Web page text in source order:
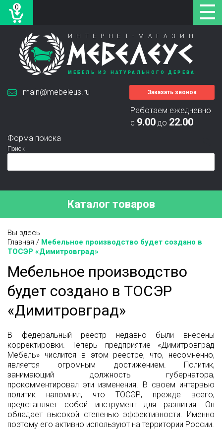
0
ИНТЕРНЕТ-МАГАЗИН
МЕБЕЛЕУС
МЕБЕЛЬ ИЗ НАТУРАЛЬНОГО ДЕРЕВА
Работаем ежедневно
с 9.00 до 22.00
Форма поиска
Поиск
main@mebeleus.ru Заказать звонок
Каталог товаров
Вы здесь
Главная / Мебельное производство будет создано в
ТОСЭР «Димитровград»
Мебельное производство
будет создано в ТОСЭР
«Димитровград»
В федеральный реестр недавно были внесены
корректировки. Теперь предприятие «Димитровград
Мебель» числится в этом реестре, что, несомненно,
является огромным достижением. Политик,
занимающий должность губернатора,
прокомментировал эти изменения. В своем интервью
политик напомнил, что ТОСЭР, прежде всего,
представляет собой инструмент для развития. Он
обладает высокой степенью эффективности. Именно
поэтому его активно используют на территории России.